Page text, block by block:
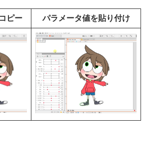
ピー パラメータ値を貼り付け